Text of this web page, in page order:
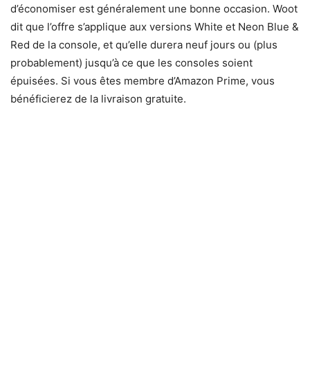
d’économiser est généralement une bonne occasion. Woot
dit que l’offre s’applique aux versions White et Neon Blue &
Red de la console, et qu’elle durera neuf jours ou (plus
probablement) jusqu’à ce que les consoles soient
épuisées. Si vous êtes membre d’Amazon Prime, vous
bénéficierez de la livraison gratuite.